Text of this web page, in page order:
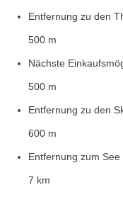
Entfernung zu den
500 m
Nächste
500 m
Entfernung zu den
600 m
Entfernung zum
7 km